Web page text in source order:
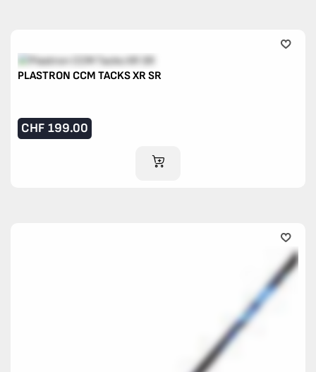
PLASTRON CCM TACKS XR SR
CHF 199.00
AJOUTER AU PANIER